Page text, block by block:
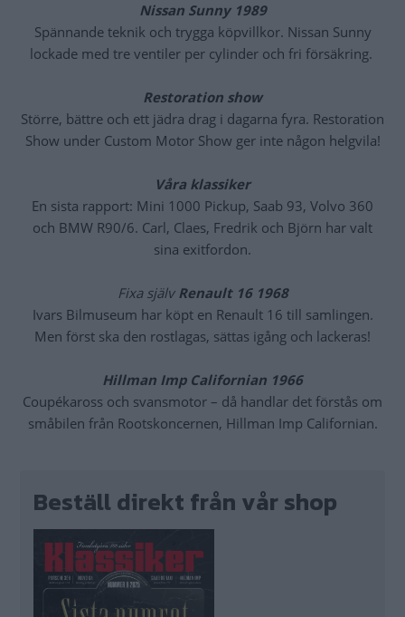
Nissan Sunny 1989
Spännande teknik och trygga köpvillkor. Nissan Sunny
lockade med tre ventiler per cylinder och fri försäkring.
Restoration show
Större, bättre och ett jädra drag i dagarna fyra. Restoration
Show under Custom Motor Show ger inte någon helgvila!
Våra klassiker
En sista rapport: Mini 1000 Pickup, Saab 93, Volvo 360
och BMW R90/6. Carl, Claes, Fredrik och Björn har valt
sina exitfordon.
Fixa själv Renault 16 1968
Ivars Bilmuseum har köpt en Renault 16 till samlingen.
Men först ska den rostlagas, sättas igång och lackeras!
Hillman Imp Californian 1966
Coupékaross och svansmotor – då handlar det förstås om
småbilen från Rootskoncernen, Hillman Imp Californian.
Beställ direkt från vår shop